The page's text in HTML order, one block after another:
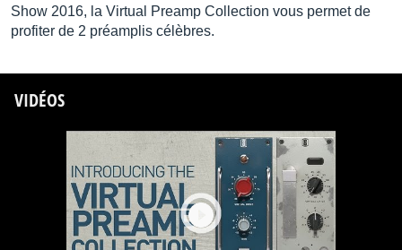
Show 2016, la Virtual Preamp Collection vous permet de
profiter de 2 préamplis célèbres.
VIDÉOS